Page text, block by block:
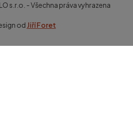
s.r.o. - Všechna práva vyhrazena
od Jiří Foret